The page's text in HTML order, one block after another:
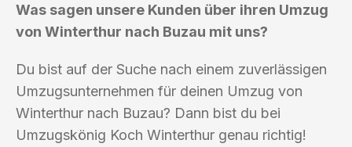
Was sagen unsere Kunden über ihren Umzug
von Winterthur nach Buzau mit uns?
Du bist auf der Suche nach einem zuverlässigen
Umzugsunternehmen für deinen Umzug von
Winterthur nach Buzau? Dann bist du bei
Umzugskönig Koch Winterthur genau richtig!